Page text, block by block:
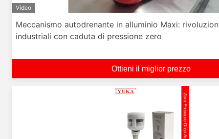
Video
Meccanismo autodrenante in alluminio Maxi:
industriali con caduta di pressione zero
Ottieni il miglior prezzo